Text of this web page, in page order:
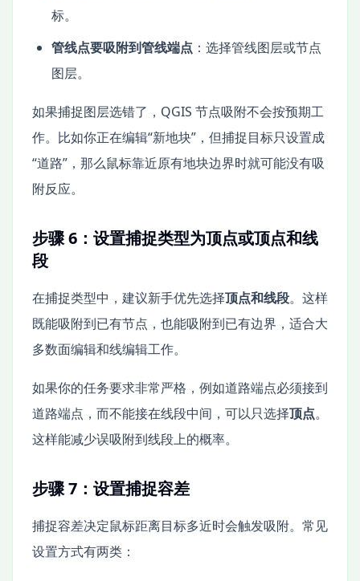
标。
管线点要吸附到管线端点 ：选择管线图层或节点
图层。
如果捕捉图层选错了，QGIS 节点吸附不会按预期工
作。比如你正在编辑“新地块”，但捕捉目标只设置成
“道路”，那么鼠标靠近原有地块边界时就可能没有吸
附反应。
步骤 6：设置捕捉类型为顶点或顶点和线
段
在捕捉类型中，建议新手优先选择顶点和线段。这样
既能吸附到已有节点，也能吸附到已有边界，适合大
多数面编辑和线编辑工作。
如果你的任务要求非常严格，例如道路端点必须接到
道路端点，而不能接在线段中间，可以只选择顶点。
这样能减少误吸附到线段上的概率。
步骤 7：设置捕捉容差
捕捉容差决定鼠标距离目标多近时会触发吸附。常见
设置方式有两类：